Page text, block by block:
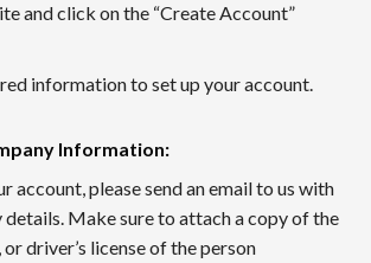
and click on the “Create Account”
information to set up your account.
Information:
account, please send an email to us with
Make sure to attach a copy of the
driver’s license of the person
プした、2026年7月時点でに日本のユー
うシステムで、長期的にプレイするほ